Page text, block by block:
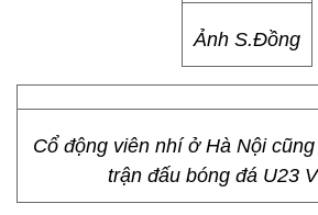
tuyệt vời của cầu thủ Quang